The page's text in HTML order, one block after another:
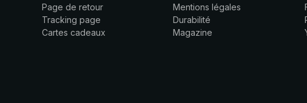
Page de retour
Tracking page
Cartes cadeaux
Mentions légales
Durabilité
Magazine